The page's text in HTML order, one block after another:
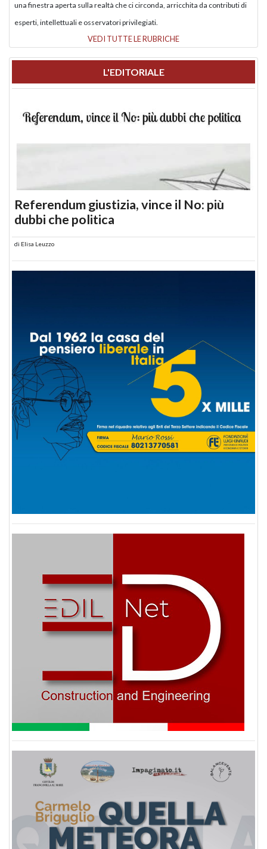
una finestra aperta sulla realtà che ci circonda, arricchita da contributi di
esperti, intellettuali e osservatori privilegiati.
VEDI TUTTE LE RUBRICHE
L'EDITORIALE
Referendum giustizia, vince il No: più
dubbi che politica
di Elisa Leuzzo